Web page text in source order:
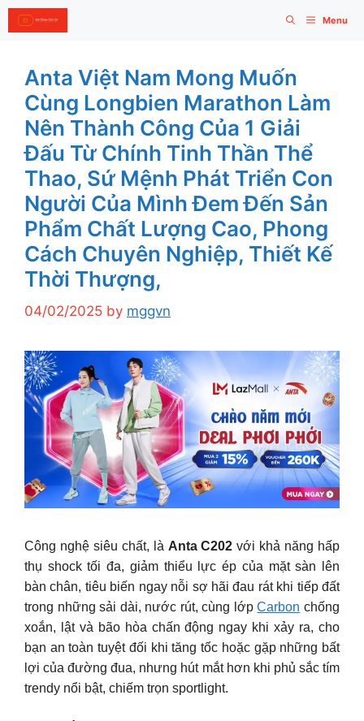
Skip
to
Menu
Anta Việt Nam Mong Muốn
Cùng Longbien Marathon Làm
Nên Thành Công Của 1 Giải
Đấu Từ Chính Tinh Thần Thể
Thao, Sứ Mệnh Phát Triển Con
Người Của Mình Đem Đến Sản
Phẩm Chất Lượng Cao, Phong
Cách Chuyên Nghiệp, Thiết Kế
Thời Thượng,
04/02/2025 by mggvn
Công nghệ siêu chất, là Anta C202 với khả năng hấp
thụ shock tối đa, giảm thiểu lực ép của mặt sàn lên
bàn chân, tiêu biến ngay nỗi sợ hãi đau rát khi tiếp đất
trong những sải dài, nước rút, cùng lớpCarbon chống
xoắn, lật và bão hòa chấn động ngay khi xảy ra, cho
bạn an toàn tuyệt đối khi tăng tốc hoặc gặp những bất
lợi của đường đua, nhưng hút mắt hơn khi phủ sắc tím
trendy nổi bật, chiếm trọn sportlight.